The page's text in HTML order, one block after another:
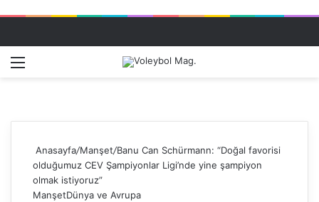
Anasayfa/Manşet/Banu Can Schürmann: “Doğal favorisi
olduğumuz CEV Şampiyonlar Ligi’nde yine şampiyon
olmak istiyoruz”
ManşetDünya ve Avrupa